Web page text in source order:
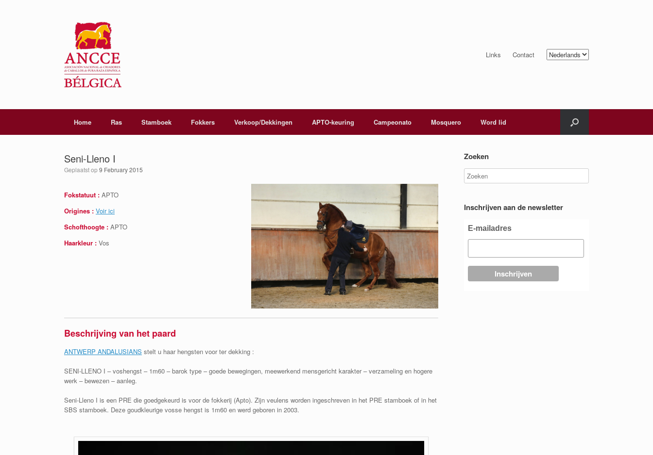
Links Contact
Kies
een
Home Ras Stamboek Fokkers Verkoop/Dekkingen APTO-keuring Campeonato Mosquero Word lid
Seni-Lleno I
Geplaatst op9 February 2015
Fokstatuut : APTO
Origines : Voir ici
Schofthoogte : APTO
Haarkleur : Vos
Beschrijving van het paard
ANTWERP ANDALUSIANS stelt u haar hengsten voor ter dekking :
SENI-LLENO I – voshengst – 1m60 – barok type – goede bewegingen, meewerkend mensgericht karakter – verzameling en hogere
werk – bewezen – aanleg.
Seni-Lleno I is een PRE die goedgekeurd is voor de fokkerij (Apto). Zijn veulens worden ingeschreven in het PRE stamboek of in het
SBS stamboek. Deze goudkleurige vosse hengst is 1m60 en werd geboren in 2003.
Zoeken
Inschrijven aan de newsletter
E-mailadres